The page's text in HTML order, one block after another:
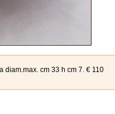
diam.max. cm 33 h cm 7. € 110